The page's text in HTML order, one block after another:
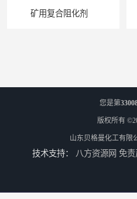
复合液体阻化剂
您是第
版权所有
山东贝格曼化工有限
技术支持： 八方资源网 免责